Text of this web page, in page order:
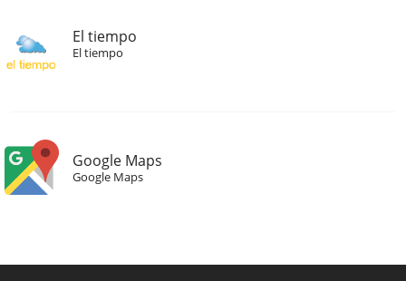
El tiempo
El tiempo
Google Maps
Google Maps